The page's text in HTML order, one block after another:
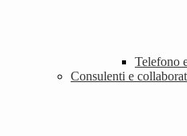
Telefono
Consulenti e